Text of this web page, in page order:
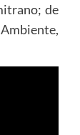
de